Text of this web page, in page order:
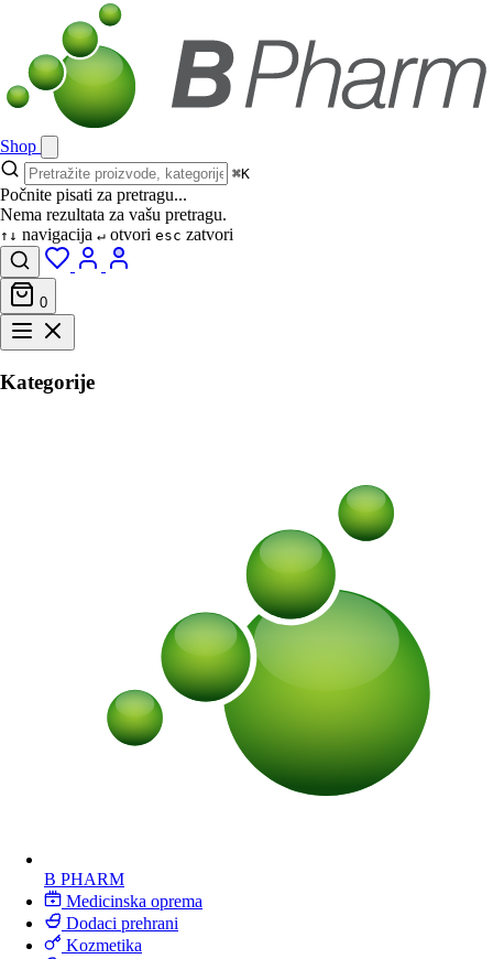
Shop
⌘K
Počnite pisati za pretragu...
Nema rezultata za vašu pretragu.
↑↓ navigacija ↵ otvori esc zatvori
0
Kategorije
B PHARM
Medicinska oprema
Dodaci prehrani
Kozmetika